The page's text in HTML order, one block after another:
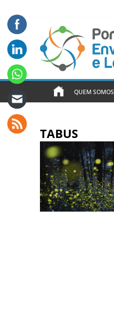
QUEM SOMOS
TABUS